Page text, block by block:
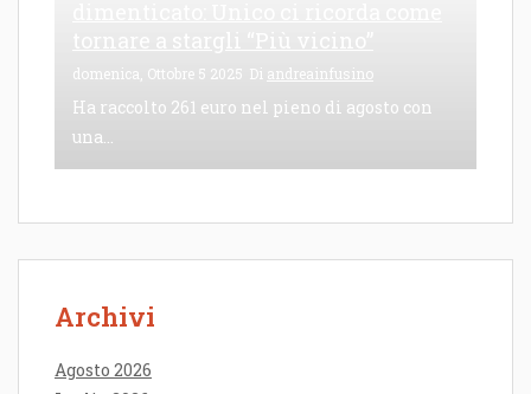
domenica, Ottobre 5 2025 Di andreainfusino
Ha raccolto 261 euro nel pieno di agosto con
una...
Archivi
Agosto 2026